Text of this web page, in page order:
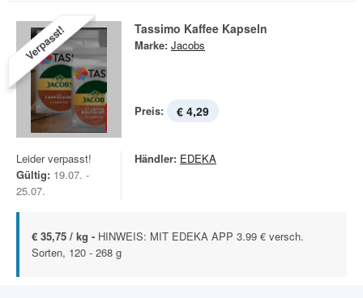
Verpasst! Tassimo Kaffee Kapseln
Marke: Jacobs
Preis: € 4,29
Leider verpasst!
Gültig: 19.07. -
25.07.
Händler: EDEKA
€ 35,75 / kg - HINWEIS: MIT EDEKA APP 3.99 € versch.
Sorten, 120 - 268 g